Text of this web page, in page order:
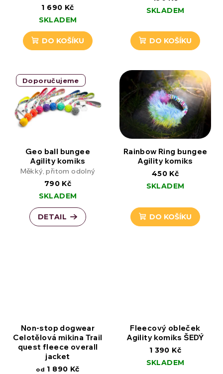
1 690 Kč
SKLADEM
DO KOŠÍKU
SKLADEM
DO KOŠÍKU
Doporučujeme
Geo ball bungee
Agility komiks
Měkký, přitom odolný
790 Kč
SKLADEM
DETAIL
Rainbow Ring bungee
Agility komiks
450 Kč
SKLADEM
DO KOŠÍKU
Non-stop dogwear
Celotělová mikina Trail
quest fleece overall
jacket
od 1 890 Kč
Fleecový obleček
Agility komiks ŠEDÝ
1 390 Kč
SKLADEM